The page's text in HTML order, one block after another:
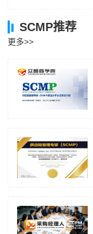
SCMP推荐
更多>>